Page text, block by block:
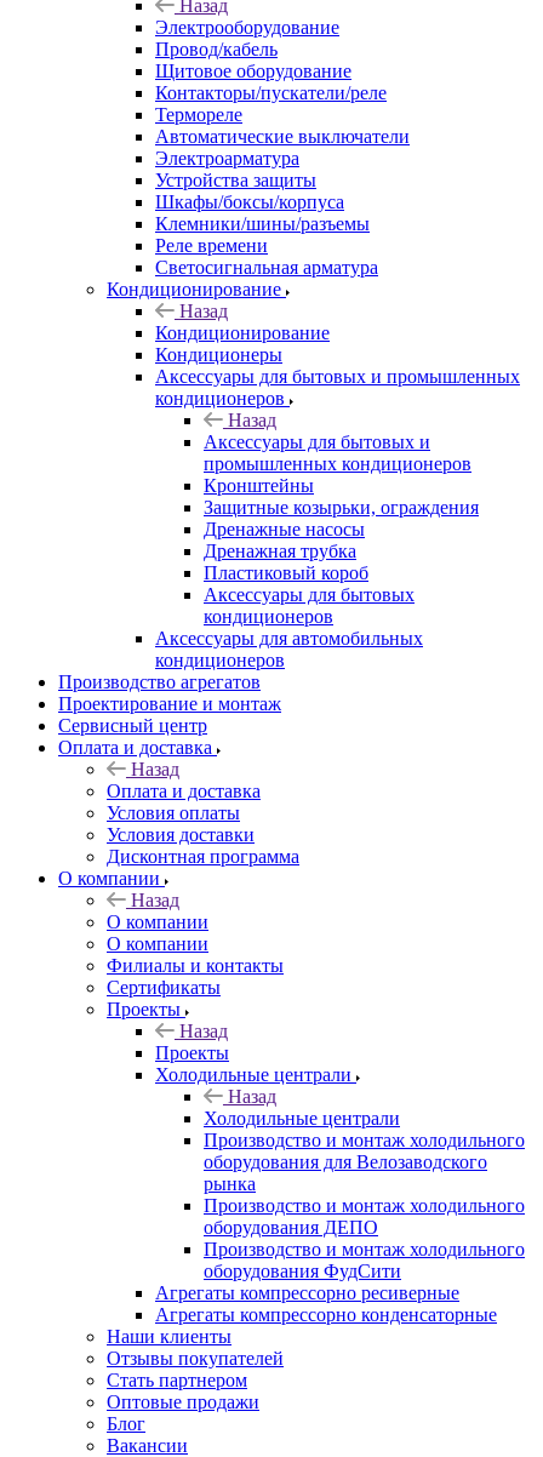
Назад
Электрооборудование
Провод/кабель
Щитовое оборудование
Контакторы/пускатели/реле
Термореле
Автоматические выключатели
Электроарматура
Устройства защиты
Шкафы/боксы/корпуса
Клемники/шины/разъемы
Реле времени
Светосигнальная арматура
Кондиционирование
Назад
Кондиционирование
Кондиционеры
Аксессуары для бытовых и промышленных
кондиционеров
Назад
Аксессуары для бытовых и
промышленных кондиционеров
Кронштейны
Защитные козырьки, ограждения
Дренажные насосы
Дренажная трубка
Пластиковый короб
Аксессуары для бытовых
кондиционеров
Аксессуары для автомобильных
кондиционеров
Производство агрегатов
Проектирование и монтаж
Сервисный центр
Оплата и доставка
Назад
Оплата и доставка
Условия оплаты
Условия доставки
Дисконтная программа
О компании
Назад
О компании
О компании
Филиалы и контакты
Сертификаты
Проекты
Назад
Проекты
Холодильные централи
Назад
Холодильные централи
Производство и монтаж холодильного
оборудования для Велозаводского
рынка
Производство и монтаж холодильного
оборудования ДЕПО
Производство и монтаж холодильного
оборудования ФудСити
Агрегаты компрессорно ресиверные
Агрегаты компрессорно конденсаторные
Наши клиенты
Отзывы покупателей
Стать партнером
Оптовые продажи
Блог
Вакансии